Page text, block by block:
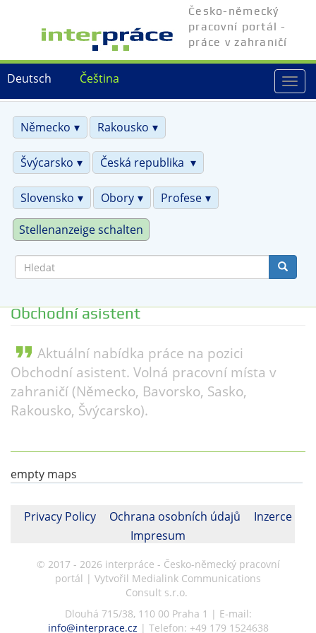
hlavnímu
Čeština
Deutsch
Česko-německý
pracovní portál -
práce v zahraničí
Německo
Rakousko
Švýcarsko Česká republika
Slovensko Obory Profese
Stellenanzeige schalten
Obchodní asistent
format_quote Aktuální nabídka práce na pozici
Obchodní asistent. Volná pracovní místa v
zahraničí (Německo, Bavorsko, Sasko,
Rakousko, Švýcarsko).
empty maps
Privacy Policy Ochrana osobních údajů
Inzerce
Impresum
© 2017 - 2026 interpráce - Česko-německý pracovní
portál | Vytvořil Medialink Communications
Consult s.r.o.
Dlouhá 715/38, 110 00 Praha 1 | E-mail:
info@interprace.cz | Telefon: +49 179 1524638